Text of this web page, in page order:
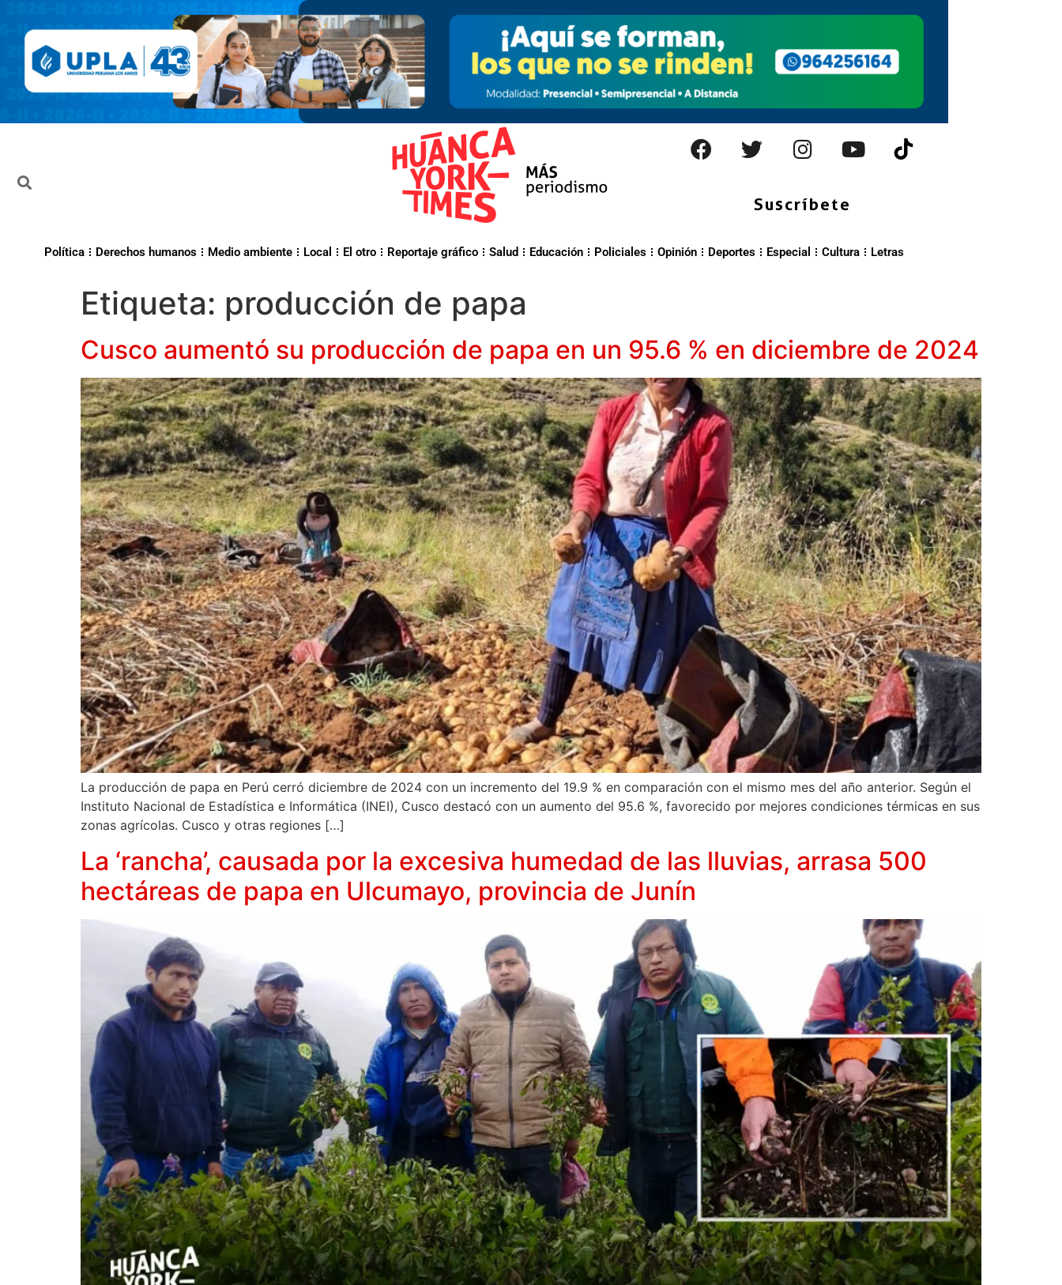
Suscríbete
Política Derechos humanos Medio ambiente Local El otro Reportaje gráfico Salud Educación Policiales Opinión Deportes Especial Cultura Letras
Etiqueta: producción de papa
Cusco aumentó su producción de papa en un 95.6 % en diciembre de 2024
La producción de papa en Perú cerró diciembre de 2024 con un incremento del 19.9 % en comparación con el mismo mes del año anterior. Según el
Instituto Nacional de Estadística e Informática (INEI), Cusco destacó con un aumento del 95.6 %, favorecido por mejores condiciones térmicas en sus
zonas agrícolas. Cusco y otras regiones […]
La ‘rancha’, causada por la excesiva humedad de las lluvias, arrasa 500
hectáreas de papa en Ulcumayo, provincia de Junín